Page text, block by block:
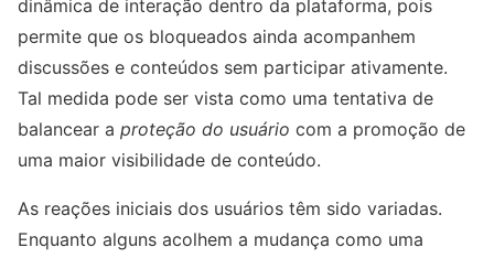
dinâmica de interação dentro da plataforma, pois
permite que os bloqueados ainda acompanhem
discussões e conteúdos sem participar ativamente.
Tal medida pode ser vista como uma tentativa de
balancear a proteção do usuário com a promoção de
uma maior visibilidade de conteúdo.
As reações iniciais dos usuários têm sido variadas.
Enquanto alguns acolhem a mudança como uma